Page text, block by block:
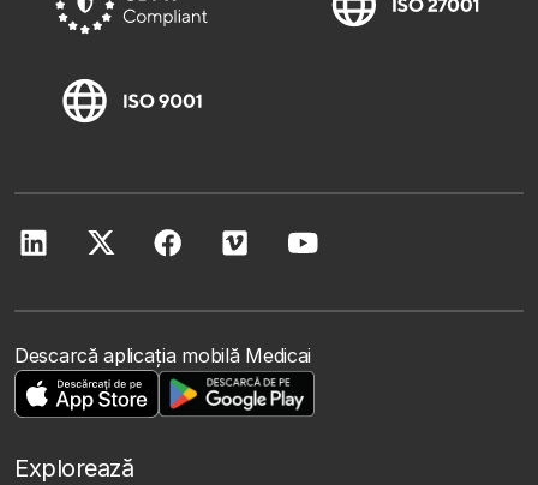
Descarcă aplicația mobilă Medicai
Explorează